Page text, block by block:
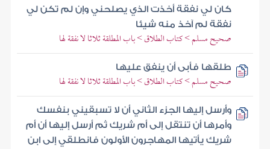
كان لي نفقة أخذت الذي يصلحني وإن لم تكن لي
نفقة لم آخذ منه شيئا
صحيح مسلم > كتاب الطلاق > باب المطلقة ثلاثا لا نفقة لها
طلقها فأبى أن ينفق عليها
صحيح مسلم > كتاب الطلاق > باب المطلقة ثلاثا لا نفقة لها
وأرسل إليها الجزء الثاني أن لا تسبقيني بنفسك
وأمرها أن تنتقل إلى أم شريك ثم أرسل إليها أن أم
شريك يأتيها المهاجرون الأولون فانطلقي إلى ابن